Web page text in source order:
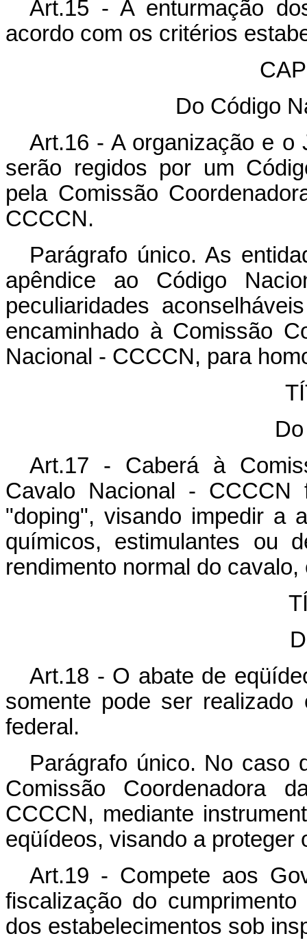
Art.15 - A enturmação
acordo com os critérios
Do Código
Art.16 - A organização e o
serão regidos por um
pela Comissão
CCCCN.
Parágrafo único. As
apêndice ao Código
peculiaridades
encaminhado à Comissão
Nacional - CCCCN, para
Art.17 - Caberá à
Cavalo Nacional -
"doping", visando impedir a
químicos, estimulantes ou
rendimento normal do
Art.18 - O abate de
somente pode ser realizado
federal.
Parágrafo único. No caso
Comissão Coordenadora
CCCCN, mediante
eqüídeos, visando a proteger
Art.19 - Compete aos
fiscalização do
dos estabelecimentos sob